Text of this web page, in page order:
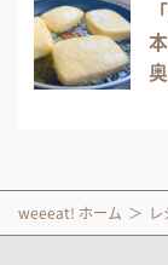
weeeat! ホーム レ